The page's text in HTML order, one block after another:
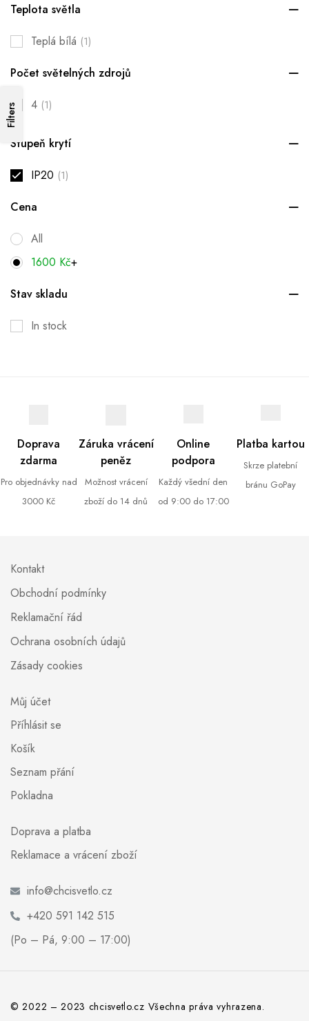
Teplota světla
Teplá bílá (1)
Počet světelných zdrojů
4 (1)
Stupeň krytí
IP20 (1)
Cena
All
1600 Kč+
Stav skladu
In stock
Filters
Doprava
zdarma
Pro objednávky nad
3000 Kč
Záruka vrácení
peněz
Možnost vrácení
zboží do 14 dnů
Online
podpora
Každý všední den
od 9:00 do 17:00
Platba kartou
Skrze platební
bránu GoPay
Kontakt
Obchodní podmínky
Reklamační řád
Ochrana osobních údajů
Zásady cookies
Můj účet
Příhlásit se
Košík
Seznam přání
Pokladna
Doprava a platba
Reklamace a vrácení zboží
info@chcisvetlo.cz
+420 591 142 515
(Po – Pá, 9:00 – 17:00)
© 2022 – 2023 chcisvetlo.cz Všechna práva vyhrazena.